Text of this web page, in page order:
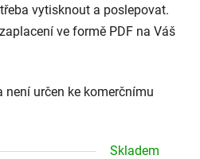
vytisknout a poslepovat.
ve formě PDF na Váš
určen ke komerčnímu
Skladem